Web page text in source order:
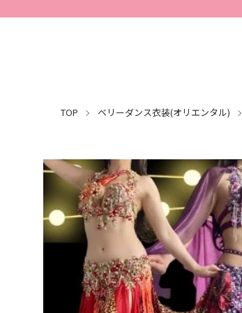
TOP ベリーダンス衣装(オリエンタル)